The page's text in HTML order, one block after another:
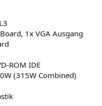
1x VGA Ausgang
ROM IDE
(315W Combined)